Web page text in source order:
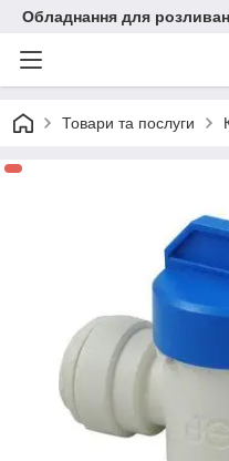
Обладнання для
Товари та послуги